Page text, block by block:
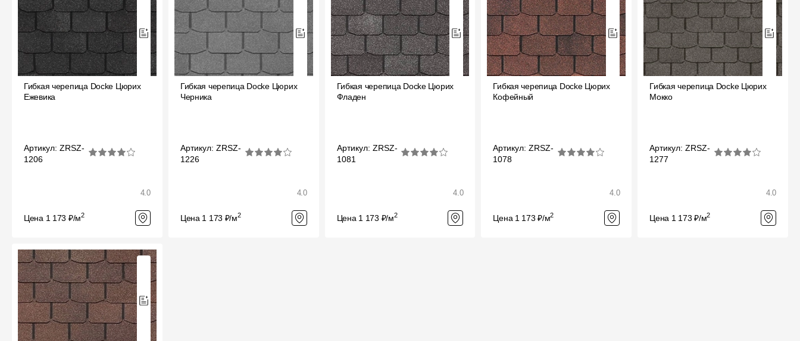
Гибкая черепица Docke Цюрих
Ежевика
Артикул: ZRSZ-
1206
4.0
Цена 1 173 ₽/м2
Гибкая черепица Docke Цюрих
Черника
Артикул: ZRSZ-
1226
4.0
Цена 1 173 ₽/м2
Гибкая черепица Docke Цюрих
Фладен
Артикул: ZRSZ-
1081
4.0
Цена 1 173 ₽/м2
Гибкая черепица Docke Цюрих
Кофейный
Артикул: ZRSZ-
1078
4.0
Цена 1 173 ₽/м2
Гибкая черепица Docke Цюрих
Мокко
Артикул: ZRSZ-
1277
4.0
Цена 1 173 ₽/м2